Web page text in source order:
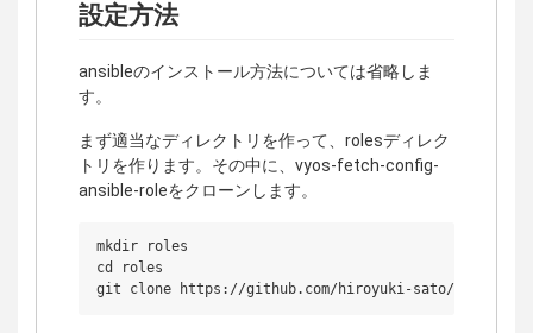
設定方法
ansibleのインストール方法については省略しま
す。
まず適当なディレクトリを作って、rolesディレク
トリを作ります。その中に、vyos-fetch-config-
ansible-roleをクローンします。
mkdir roles
cd roles